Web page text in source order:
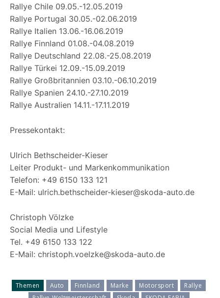
Rallye Chile 09.05.-12.05.2019
Rallye Portugal 30.05.-02.06.2019
Rallye Italien 13.06.-16.06.2019
Rallye Finnland 01.08.-04.08.2019
Rallye Deutschland 22.08.-25.08.2019
Rallye Türkei 12.09.-15.09.2019
Rallye Großbritannien 03.10.-06.10.2019
Rallye Spanien 24.10.-27.10.2019
Rallye Australien 14.11.-17.11.2019
Pressekontakt:
Ulrich Bethscheider-Kieser
Leiter Produkt- und Markenkommunikation
Telefon: +49 6150 133 121
E-Mail: ulrich.bethscheider-kieser@skoda-auto.de
Christoph Völzke
Social Media und Lifestyle
Tel. +49 6150 133 122
E-Mail: christoph.voelzke@skoda-auto.de
Themen Auto Finnland Marke Motorsport
Rallye